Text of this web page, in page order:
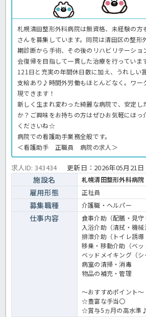
札幌清田整形外科病院は無資格、未経験の方
さんを募集しています。同院は清田区の整形
期診断から手術、その後のリハビリテーショ
会復帰を目指して一貫した治療を行っています
121日と充実の年間休日数に加え、うれしい
支給あり♪時間外労働もほとんどなく。ワー
現できます！
新しく生まれ変わった綺麗な病院で、安定し
か？ご興味をお持ちの方はぜひお気軽にほっ
くださいね☆
病院での看護助手業務全般です。
＜看護助手 正職員 病院の求人＞
求人ID: 343434 更新日： 2026年05月21日
施設名 札幌清田整形外科病院
雇用形態 正社員
募集職種 介護職・ヘルパー
仕事内容
食事介助（配膳・見守
入浴介助（清拭・機械
排泄介助（トイレ誘導
移乗・移動介助（ベ
ベッドメイキング（シ
病室の清掃・消毒
物品の補充・管理
～おすすめポイント～
☆豊富な手当〇
☆賞与5ヵ月の高水準♪